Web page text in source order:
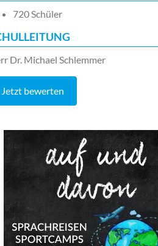
720 Schüler
Dr. Michael Schlemmer
Jetzt bewerten